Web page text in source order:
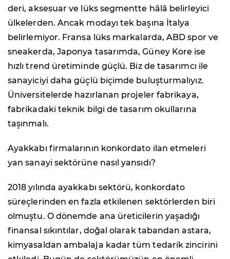
deri, aksesuar ve lüks segmentte hâlâ belirleyici
ülkelerden. Ancak modayı tek başına İtalya
belirlemiyor. Fransa lüks markalarda, ABD spor ve
sneakerda, Japonya tasarımda, Güney Kore ise
hızlı trend üretiminde güçlü. Biz de tasarımcı ile
sanayiciyi daha güçlü biçimde buluşturmalıyız.
Üniversitelerde hazırlanan projeler fabrikaya,
fabrikadaki teknik bilgi de tasarım okullarına
taşınmalı.
Ayakkabı firmalarının konkordato ilan etmeleri
yan sanayi sektörüne nasıl yansıdı?
2018 yılında ayakkabı sektörü, konkordato
süreçlerinden en fazla etkilenen sektörlerden biri
olmuştu. O dönemde ana üreticilerin yaşadığı
finansal sıkıntılar, doğal olarak tabandan astara,
kimyasaldan ambalaja kadar tüm tedarik zincirini